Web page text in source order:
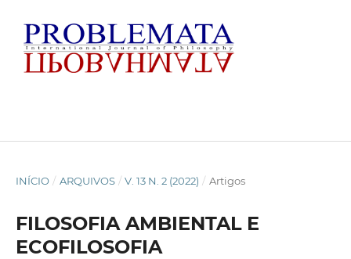
INÍCIO / ARQUIVOS / V. 13 N. 2 (2022) / Artigos
FILOSOFIA AMBIENTAL E
ECOFILOSOFIA